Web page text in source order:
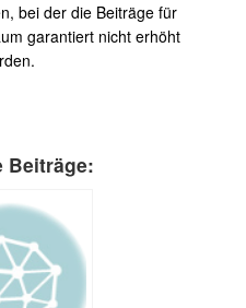
bei der die Beiträge für
garantiert nicht erhöht
Beiträge: